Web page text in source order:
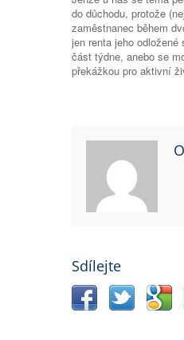
do důchodu, protože
zaměstnanec během
jen renta jeho
část týdne, anebo se
překážkou pro aktivní
Sdílejte